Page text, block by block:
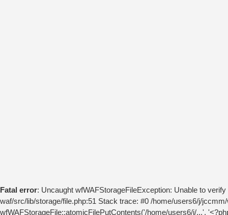
Fatal error: Uncaught wfWAFStorageFileException: Unable to
waf/src/lib/storage/file.php:51 Stack trace: #0 /home/users6/j/
wfWAFStorageFile::atomicFilePutContents('/home/users6/j/...',